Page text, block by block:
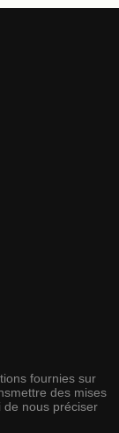
fournies sur
des mises
de nous préciser